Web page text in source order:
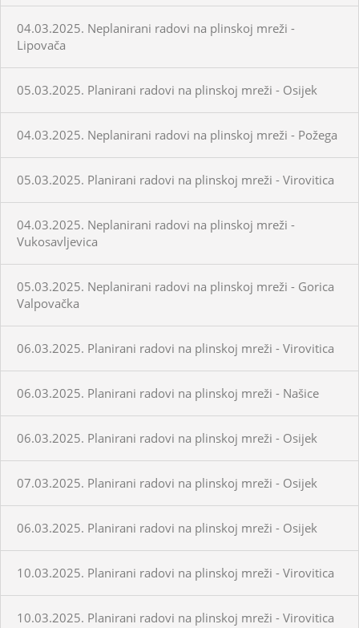
04.03.2025. Neplanirani radovi na plinskoj mreži -
Lipovača
05.03.2025. Planirani radovi na plinskoj mreži - Osijek
04.03.2025. Neplanirani radovi na plinskoj mreži - Požega
05.03.2025. Planirani radovi na plinskoj mreži - Virovitica
04.03.2025. Neplanirani radovi na plinskoj mreži -
Vukosavljevica
05.03.2025. Neplanirani radovi na plinskoj mreži - Gorica
Valpovačka
06.03.2025. Planirani radovi na plinskoj mreži - Virovitica
06.03.2025. Planirani radovi na plinskoj mreži - Našice
06.03.2025. Planirani radovi na plinskoj mreži - Osijek
07.03.2025. Planirani radovi na plinskoj mreži - Osijek
06.03.2025. Planirani radovi na plinskoj mreži - Osijek
10.03.2025. Planirani radovi na plinskoj mreži - Virovitica
10.03.2025. Planirani radovi na plinskoj mreži - Virovitica